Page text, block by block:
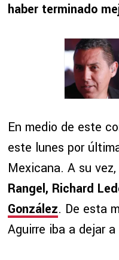
haber terminado
En medio de este
este lunes por
Mexicana. A su
Rangel, Richard
González. De esta
Aguirre iba a dejar